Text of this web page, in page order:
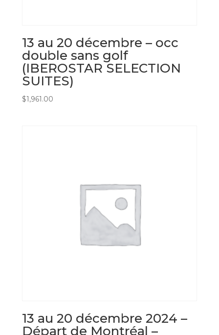
13 au 20 décembre – occ
double sans golf
(IBEROSTAR SELECTION
SUITES)
$1,961.00
13 au 20 décembre 2024 –
Départ de Montréal –